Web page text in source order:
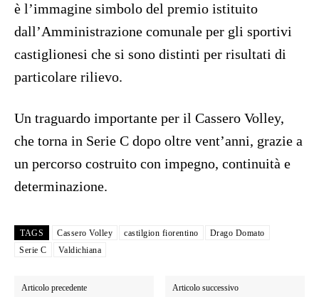
è l’immagine simbolo del premio istituito
dall’Amministrazione comunale per gli sportivi
castiglionesi che si sono distinti per risultati di
particolare rilievo.
Un traguardo importante per il Cassero Volley,
che torna in Serie C dopo oltre vent’anni, grazie a
un percorso costruito con impegno, continuità e
determinazione.
TAGS Cassero Volley castilgion fiorentino
Drago Domato
Serie C
Valdichiana
Articolo precedente Articolo successivo